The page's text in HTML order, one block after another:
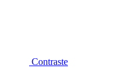
Contraste